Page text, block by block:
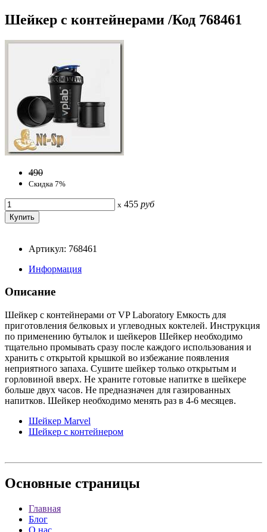
Шейкер с контейнерами /Код 768461
490
Скидка 7%
x 455 руб
Артикул: 768461
Информация
Описание
Шейкер с контейнерами от VP Laboratory Емкость для
приготовления белковых и углеводных коктелей. Инструкция
по применению бутылок и шейкеров Шейкер необходимо
тщательно промывать сразу после каждого использования и
хранить с открытой крышкой во избежание появления
неприятного запаха. Сушите шейкер только открытым и
горловиной вверх. Не храните готовые напитке в шейкере
больше двух часов. Не предназначен для газированных
напитков. Шейкер необходимо менять раз в 4-6 месяцев.
Шейкер Marvel
Шейкер с контейнером
Основные страницы
Главная
Блог
О нас